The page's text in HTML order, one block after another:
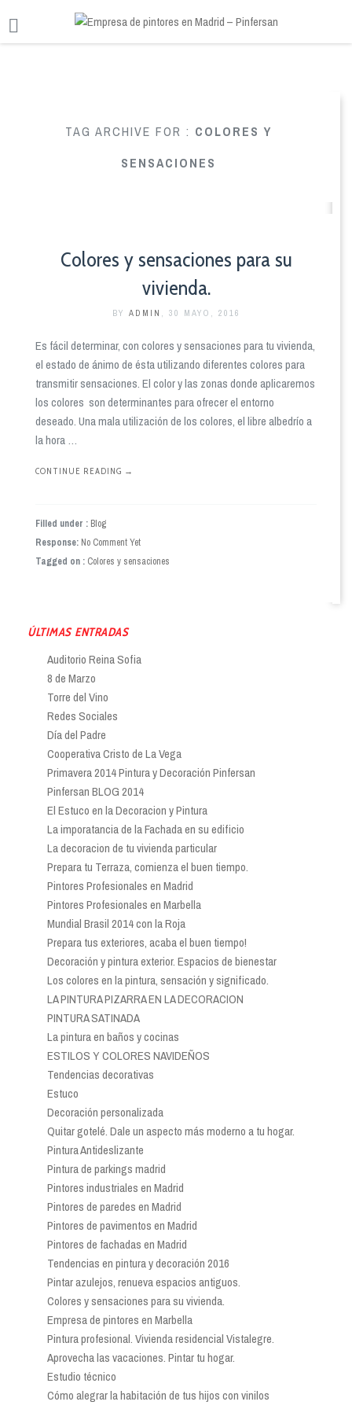
TAG ARCHIVE FOR : COLORES Y
SENSACIONES
Colores y sensaciones para su
vivienda.
BY ADMIN , 30 MAYO, 2016
Es fácil determinar, con colores y sensaciones para tu vivienda,
el estado de ánimo de ésta utilizando diferentes colores para
transmitir sensaciones. El color y las zonas donde aplicaremos
los colores son determinantes para ofrecer el entorno
deseado. Una mala utilización de los colores, el libre albedrío a
la hora …
CONTINUE READING →
Filled under : Blog
Response: No Comment Yet
Tagged on : Colores y sensaciones
ÚLTIMAS ENTRADAS
Auditorio Reina Sofia
8 de Marzo
Torre del Vino
Redes Sociales
Día del Padre
Cooperativa Cristo de La Vega
Primavera 2014 Pintura y Decoración Pinfersan
Pinfersan BLOG 2014
El Estuco en la Decoracion y Pintura
La imporatancia de la Fachada en su edificio
La decoracion de tu vivienda particular
Prepara tu Terraza, comienza el buen tiempo.
Pintores Profesionales en Madrid
Pintores Profesionales en Marbella
Mundial Brasil 2014 con la Roja
Prepara tus exteriores, acaba el buen tiempo!
Decoración y pintura exterior. Espacios de bienestar
Los colores en la pintura, sensación y significado.
LA PINTURA PIZARRA EN LA DECORACION
PINTURA SATINADA
La pintura en baños y cocinas
ESTILOS Y COLORES NAVIDEÑOS
Tendencias decorativas
Estuco
Decoración personalizada
Quitar gotelé. Dale un aspecto más moderno a tu hogar.
Pintura Antideslizante
Pintura de parkings madrid
Pintores industriales en Madrid
Pintores de paredes en Madrid
Pintores de pavimentos en Madrid
Pintores de fachadas en Madrid
Tendencias en pintura y decoración 2016
Pintar azulejos, renueva espacios antiguos.
Colores y sensaciones para su vivienda.
Empresa de pintores en Marbella
Pintura profesional. Vivienda residencial Vistalegre.
Aprovecha las vacaciones. Pintar tu hogar.
Estudio técnico
Cómo alegrar la habitación de tus hijos con vinilos